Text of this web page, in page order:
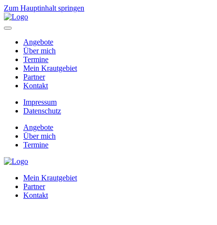
Zum Hauptinhalt springen
Angebote
Über mich
Termine
Mein Krautgebiet
Partner
Kontakt
Impressum
Datenschutz
Angebote
Über mich
Termine
Mein Krautgebiet
Partner
Kontakt